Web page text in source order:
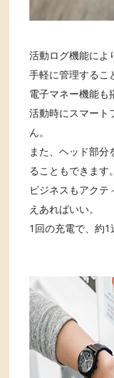
活動ログ機能によ
手軽に管理するこ
電子マネー機能も
活動時にスマート
ん。
また、ヘッド部分
ることもできます。
ビジネスもアク
えあればいい。
1回の充電で、約1